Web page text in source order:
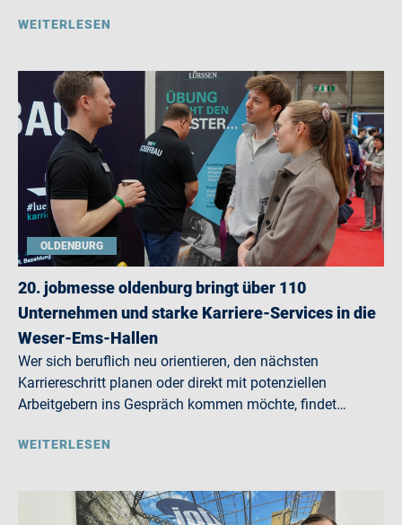
WEITERLESEN
OLDENBURG
20. jobmesse oldenburg bringt über 110
Unternehmen und starke Karriere-Services in die
Weser-Ems-Hallen
Wer sich beruflich neu orientieren, den nächsten
Karriereschritt planen oder direkt mit potenziellen
Arbeitgebern ins Gespräch kommen möchte, findet…
WEITERLESEN